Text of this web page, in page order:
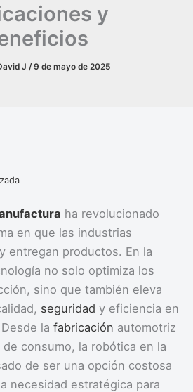
y
J /9 de mayo de 2025
ha revolucionado
en que las industrias
entregan productos. En la
no solo optimiza los
sino que también eleva
seguridad y eficiencia en
la fabricación automotriz
consumo, la robótica en la
de ser una opción costosa
necesidad estratégica para